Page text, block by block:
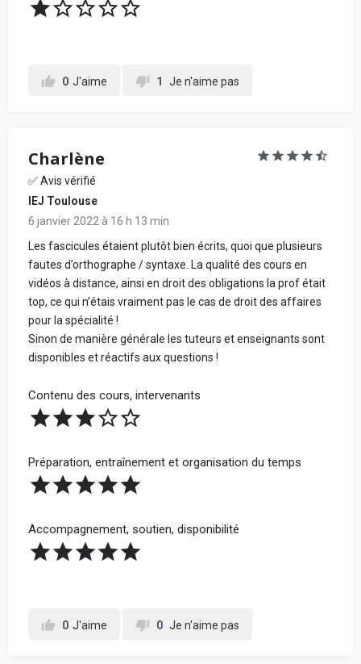
0 J'aime 1 Je n'aime pas
Charlène
✅ Avis vérifié
IEJ Toulouse
6 janvier 2022 à 16 h 13 min
Les fascicules étaient plutôt bien écrits, quoi que plusieurs
fautes d’orthographe / syntaxe. La qualité des cours en
vidéos à distance, ainsi en droit des obligations la prof était
top, ce qui n’étais vraiment pas le cas de droit des affaires
pour la spécialité !
Sinon de manière générale les tuteurs et enseignants sont
disponibles et réactifs aux questions !
Contenu des cours, intervenants
Préparation, entraînement et organisation du temps
Accompagnement, soutien, disponibilité
0 J'aime 0 Je n'aime pas